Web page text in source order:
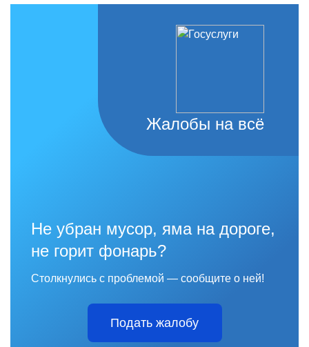
Жалобы на всё
Не убран мусор, яма на дороге,
не горит фонарь?
Столкнулись с проблемой — сообщите о ней!
Подать жалобу